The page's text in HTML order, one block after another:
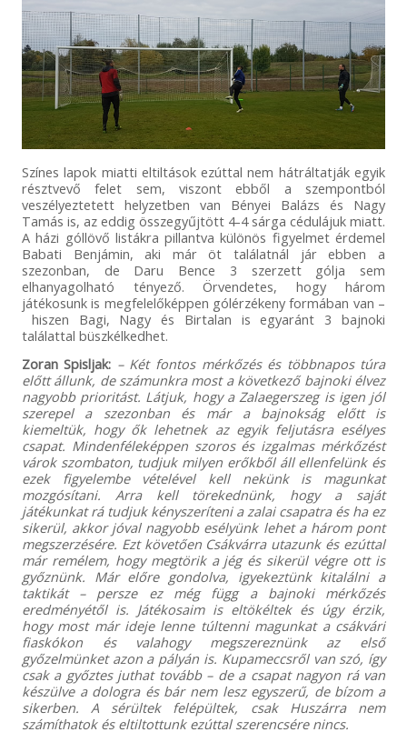
Színes lapok miatti eltiltások ezúttal nem hátráltatják egyik
résztvevő felet sem, viszont ebből a szempontból
veszélyeztetett helyzetben van Bényei Balázs és Nagy
Tamás is, az eddig összegyűjtött 4-4 sárga cédulájuk miatt.
A házi góllövő listákra pillantva különös figyelmet érdemel
Babati Benjámin, aki már öt találatnál jár ebben a
szezonban, de Daru Bence 3 szerzett gólja sem
elhanyagolható tényező. Örvendetes, hogy három
játékosunk is megfelelőképpen gólérzékeny formában van –
hiszen Bagi, Nagy és Birtalan is egyaránt 3 bajnoki
találattal büszkélkedhet.
Zoran Spisljak: – Két fontos mérkőzés és többnapos túra
előtt állunk, de számunkra most a következő bajnoki élvez
nagyobb prioritást. Látjuk, hogy a Zalaegerszeg is igen jól
szerepel a szezonban és már a bajnokság előtt is
kiemeltük, hogy ők lehetnek az egyik feljutásra esélyes
csapat. Mindenféleképpen szoros és izgalmas mérkőzést
várok szombaton, tudjuk milyen erőkből áll ellenfelünk és
ezek figyelembe vételével kell nekünk is magunkat
mozgósítani. Arra kell törekednünk, hogy a saját
játékunkat rá tudjuk kényszeríteni a zalai csapatra és ha ez
sikerül, akkor jóval nagyobb esélyünk lehet a három pont
megszerzésére. Ezt követően Csákvárra utazunk és ezúttal
már remélem, hogy megtörik a jég és sikerül végre ott is
győznünk. Már előre gondolva, igyekeztünk kitalálni a
taktikát – persze ez még függ a bajnoki mérkőzés
eredményétől is. Játékosaim is eltökéltek és úgy érzik,
hogy most már ideje lenne túltenni magunkat a csákvári
fiaskókon és valahogy megszereznünk az első
győzelmünket azon a pályán is. Kupameccsről van szó, így
csak a győztes juthat tovább – de a csapat nagyon rá van
készülve a dologra és bár nem lesz egyszerű, de bízom a
sikerben. A sérültek felépültek, csak Huszárra nem
számíthatok és eltiltottunk ezúttal szerencsére nincs.